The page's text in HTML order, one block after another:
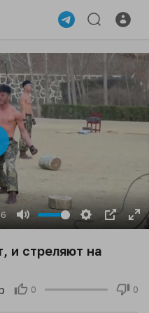
Mute Settings
PIP
и стреляют на
0 0